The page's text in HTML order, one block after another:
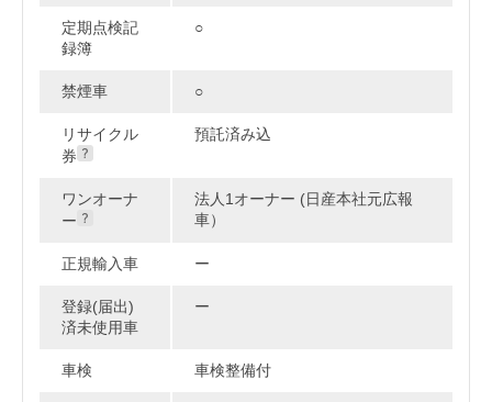
定期点検記
録簿
○
禁煙車 ○
リサイクル
券
預託済み込
ワンオーナ
ー
法人1オーナー (日産本社元広報
車）
正規輸入車 ー
登録(届出)
済未使用車
ー
車検 車検整備付